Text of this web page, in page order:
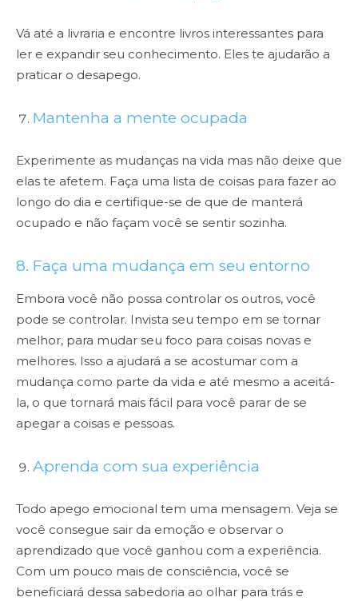
Vá até a livraria e encontre livros interessantes para
ler e expandir seu conhecimento. Eles te ajudarão a
praticar o desapego.
Mantenha a mente ocupada
Experimente as mudanças na vida mas não deixe que
elas te afetem. Faça uma lista de coisas para fazer ao
longo do dia e certifique-se de que de manterá
ocupado e não façam você se sentir sozinha.
8. Faça uma mudança em seu entorno
Embora você não possa controlar os outros, você
pode se controlar. Invista seu tempo em se tornar
melhor, para mudar seu foco para coisas novas e
melhores. Isso a ajudará a se acostumar com a
mudança como parte da vida e até mesmo a aceitá-
la, o que tornará mais fácil para você parar de se
apegar a coisas e pessoas.
Aprenda com sua experiência
Todo apego emocional tem uma mensagem. Veja se
você consegue sair da emoção e observar o
aprendizado que você ganhou com a experiência.
Com um pouco mais de consciência, você se
beneficiará dessa sabedoria ao olhar para trás e